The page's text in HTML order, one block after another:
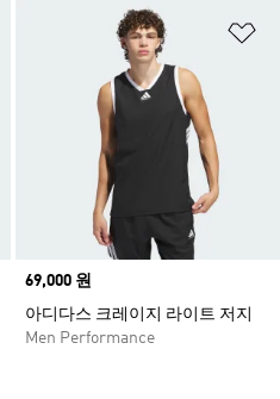
위시리스트 담기
Price
69,000 원
아디다스 크레이지 라이트 저지
Men Performance